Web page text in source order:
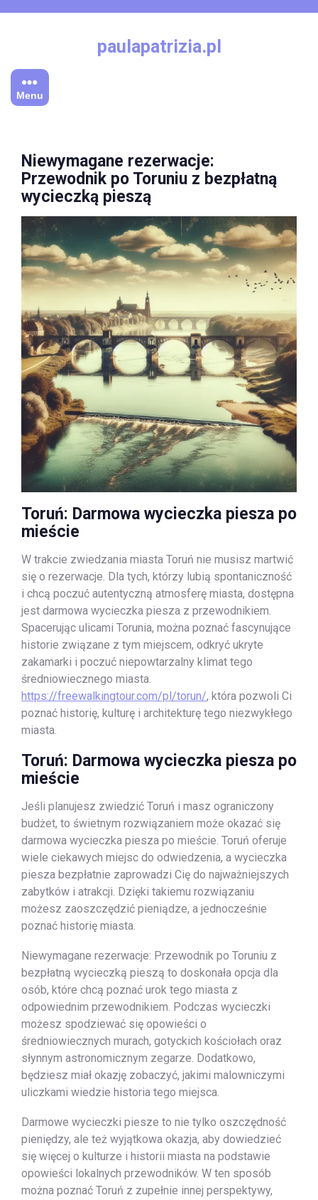
paulapatrizia.pl
Menu
Niewymagane rezerwacje:
Przewodnik po Toruniu z bezpłatną
wycieczką pieszą
Toruń: Darmowa wycieczka piesza po
mieście
W trakcie zwiedzania miasta Toruń nie musisz martwić
się o rezerwacje. Dla tych, którzy lubią spontaniczność
i chcą poczuć autentyczną atmosferę miasta, dostępna
jest darmowa wycieczka piesza z przewodnikiem.
Spacerując ulicami Torunia, można poznać fascynujące
historie związane z tym miejscem, odkryć ukryte
zakamarki i poczuć niepowtarzalny klimat tego
średniowiecznego miasta.
https://freewalkingtour.com/pl/torun/, która pozwoli Ci
poznać historię, kulturę i architekturę tego niezwykłego
miasta.
Toruń: Darmowa wycieczka piesza po
mieście
Jeśli planujesz zwiedzić Toruń i masz ograniczony
budżet, to świetnym rozwiązaniem może okazać się
darmowa wycieczka piesza po mieście. Toruń oferuje
wiele ciekawych miejsc do odwiedzenia, a wycieczka
piesza bezpłatnie zaprowadzi Cię do najważniejszych
zabytków i atrakcji. Dzięki takiemu rozwiązaniu
możesz zaoszczędzić pieniądze, a jednocześnie
poznać historię miasta.
Niewymagane rezerwacje: Przewodnik po Toruniu z
bezpłatną wycieczką pieszą to doskonała opcja dla
osób, które chcą poznać urok tego miasta z
odpowiednim przewodnikiem. Podczas wycieczki
możesz spodziewać się opowieści o
średniowiecznych murach, gotyckich kościołach oraz
słynnym astronomicznym zegarze. Dodatkowo,
będziesz miał okazję zobaczyć, jakimi malowniczymi
uliczkami wiedzie historia tego miejsca.
Darmowe wycieczki piesze to nie tylko oszczędność
pieniędzy, ale też wyjątkowa okazja, aby dowiedzieć
się więcej o kulturze i historii miasta na podstawie
opowieści lokalnych przewodników. W ten sposób
można poznać Toruń z zupełnie innej perspektywy,